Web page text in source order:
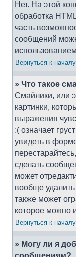
Нет. На этой
обработка
часть
сообщений
Вернуться к началу
» Что такое
Смайлики, или
картинки,
выражения
:( означает
увидеть в
сделать
может
вообще
также может
которое можно
Вернуться к началу
» Могу ли я